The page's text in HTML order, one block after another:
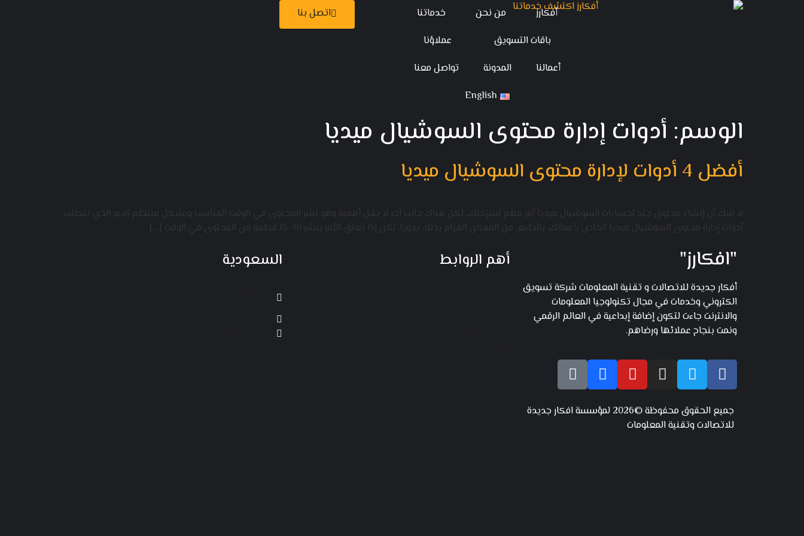
أفكارز من نحن
خدماتنا
باقات التسويق
عملاؤنا
أعمالنا
المدونة
تواصل معنا
English
اتصل بنا
الوسم: أدوات إدارة محتوى السوشيال ميديا
أفضل 4 أدوات لإدارة محتوى السوشيال ميديا
لا شك أن إنشاء محتوى جيّد لحسابات السوشيال ميديا أمر مهم لشركتك، لكن هناك جانب آخر لا يقل أهمية وهو نشر المحتوى في الوقت المناسب وبشكل منتظم الامر الذي يتطلب
أدوات إدارة محتوى السوشيال ميديا الخاص بأعمالك. بالطبع، من الممكن القيام بذلك يدويا. لكن إذا تعلق الأمر بنشر 10- 15 قطعة من المحتوى في الوقت […]
"افكارز"
أفكار جديدة للاتصالات و تقنية المعلومات شركة تسويق
الكتروني وخدمات في مجال تكنولوجيا المعلومات
والانترنت جاءت لتكون إضافة إبداعية في العالم الرقمي
ونمت بنجاح عملائها ورضاهم.
أهم الروابط السعودية
جميع الحقوق محفوظة ©2026 لمؤسسة افكار جديدة
للاتصالات وتقنية المعلومات